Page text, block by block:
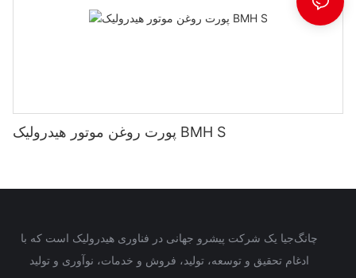
پورت روغن موتور هیدرولیک BMH S
چانگ‌جیا یک شرکت پیشرو جهانی در فناوری هیدرولیک است که با
ادغام تحقیق و توسعه، تولید، فروش و خدمات، نوآوری و تولید